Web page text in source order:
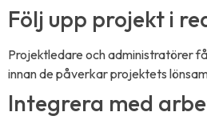
Följ upp projekt i
Projektledare och administratörer
innan de påverkar projektets
Integrera med